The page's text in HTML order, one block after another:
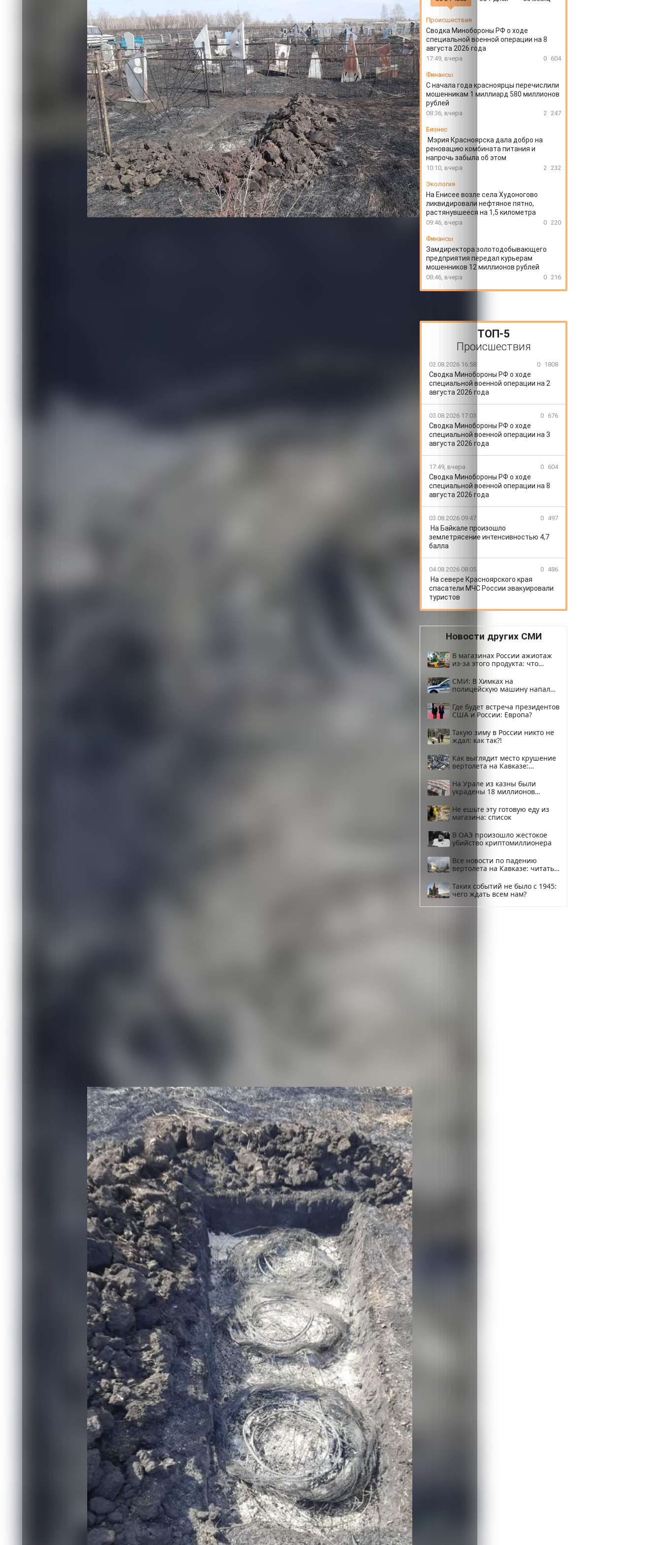
Происшествия
18.05.2026 11:26423
Происшествия
Сводка Минобороны РФ о ходе
специальной военной операции на 8
августа 2026 года
17:49, вчера 0 604
Финансы
С начала года красноярцы перечислили
мошенникам 1 миллиард 580 миллионов
рублей
08:36, вчера 2 247
Бизнес
Мэрия Красноярска дала добро на
реновацию комбината питания и
напрочь забыла об этом
10:10, вчера 2 232
Экология
На Енисее возле села Худоногово
ликвидировали нефтяное пятно,
растянувшееся на 1,5 километра
09:46, вчера 0 220
Финансы
Замдиректора золотодобывающего
предприятия передал курьерам
мошенников 12 миллионов рублей
08:46, вчера 0 216
ТОП-5
Происшествия
02.08.2026 16:58 0 1808
Сводка Минобороны РФ о ходе
специальной военной операции на 2
августа 2026 года
03.08.2026 17:03 0 676
Сводка Минобороны РФ о ходе
специальной военной операции на 3
августа 2026 года
17:49, вчера 0 604
Сводка Минобороны РФ о ходе
специальной военной операции на 8
августа 2026 года
03.08.2026 09:47 0 497
На Байкале произошло
землетрясение интенсивностью 4,7
балла
04.08.2026 08:05 0 486
На севере Красноярского края
спасатели МЧС России эвакуировали
туристов
Новости других СМИ
В магазинах России ажиотаж
из-за этого продукта: что
СМИ: В Химках на
полицейскую машину напали
Где будет встреча президентов
США и России: Европа?
Такую зиму в России никто не
ждал: как так?!
Как выглядит место крушение
вертолета на Кавказе:
На Урале из казны были
украдены 18 миллионов
Не ешьте эту готовую еду из
магазина: список
В ОАЭ произошло жестокое
убийство криптомиллионера
Все новости по падению
вертолета на Кавказе: читать
Таких событий не было с 1945:
чего ждать всем нам?